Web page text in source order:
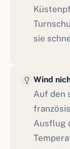
sie
Wind
Auf den
Ausflug